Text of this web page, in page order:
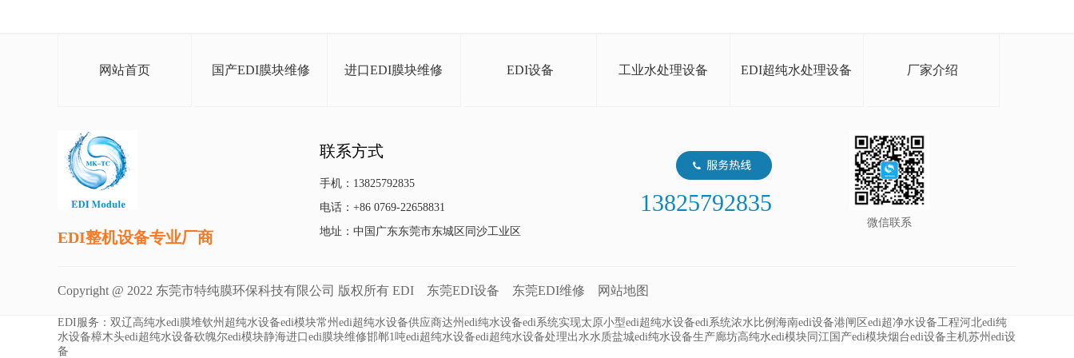
网站首页 国产EDI膜块维修 进口EDI膜块维修 EDI设备 工业水处理设备 EDI超纯水处理设备 厂家介绍
EDI整机设备专业厂商
联系方式
手机：13825792835
电话：+86 0769-22658831
地址：中国广东东莞市东城区同沙工业区
13825792835
微信联系
Copyright @ 2022 东莞市特纯膜环保科技有限公司 版权所有 EDI 东莞EDI设备 东莞EDI维修 网站地图
EDI服务： 双辽高纯水edi膜堆钦州超纯水设备edi模块常州edi超纯水设备供应商达州edi纯水设备edi系统实现太原小型edi超纯水设备edi系统浓水比例 海南edi设备港闸区edi超净水设备工程河北edi纯
水设备樟木头edi超纯水设备砍魄尔edi模块静海进口edi膜块维修邯郸1吨edi超纯水设备edi超纯水设备处理出水水质盐城edi纯水设备生产廊坊高纯水edi模块同江国产edi模块烟台edi设备主机苏州edi设
备